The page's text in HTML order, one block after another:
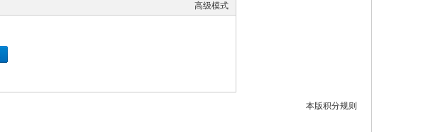
高级模式
本版积分规则